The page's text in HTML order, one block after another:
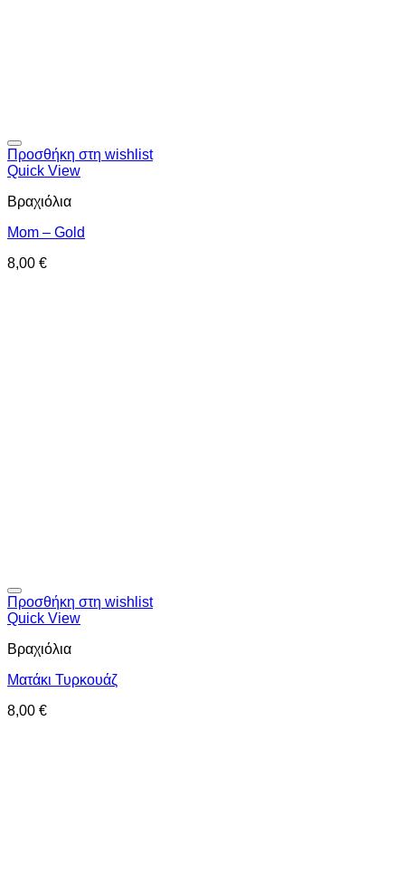
Προσθήκη στη wishlist
Quick View
Βραχιόλια
Mom – Gold
8,00 €
Προσθήκη στη wishlist
Quick View
Βραχιόλια
Ματάκι Τυρκουάζ
8,00 €